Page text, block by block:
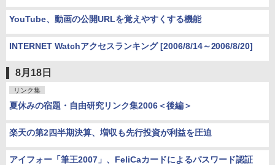
YouTube、動画の公開URLを覚えやすくする機能
INTERNET Watchアクセスランキング [2006/8/14～2006/8/20]
8月18日
リンク集
夏休みの宿題・自由研究リンク集2006＜後編＞
楽天の第2四半期決算、増収も先行投資が利益を圧迫
アイフォー「筆王2007」、FeliCaカードによるパスワード認証